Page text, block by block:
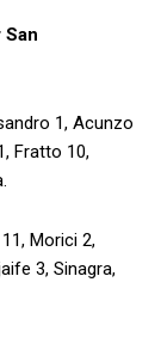
1, Acunzo
Fratto 10,
Morici 2,
3, Sinagra,